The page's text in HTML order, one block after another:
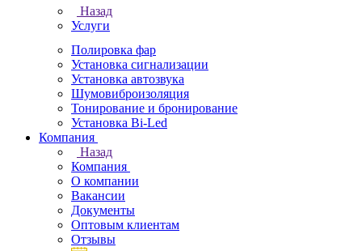
Назад
Услуги
Полировка фар
Установка сигнализации
Установка автозвука
Шумовиброизоляция
Тонирование и бронирование
Установка Bi-Led
Компания
Назад
Компания
О компании
Вакансии
Документы
Оптовым клиентам
Отзывы